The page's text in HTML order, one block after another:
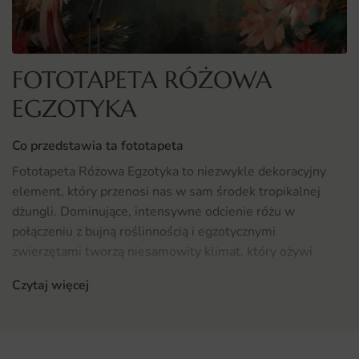
FOTOTAPETA RÓŻOWA
EGZOTYKA
Co przedstawia ta fototapeta
Fototapeta Różowa Egzotyka to niezwykle dekoracyjny
element, który przenosi nas w sam środek tropikalnej
dżungli. Dominujące, intensywne odcienie różu w
połączeniu z bujną roślinnością i egzotycznymi
zwierzętami tworzą niesamowity klimat, który ożywi
przedstawieniem natury, gdzie każda roślina i zwierzę są
Czytaj więcej